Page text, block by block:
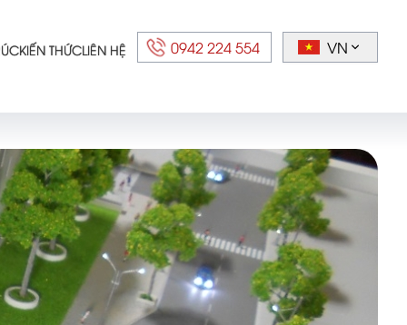
KIẾN THỨCLIÊN HỆ 0942 224 554 VN